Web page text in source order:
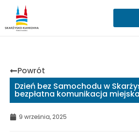
Powrót
Dzień bez Samochodu w
bezpłatna komunikacja miejska
9 września, 2025